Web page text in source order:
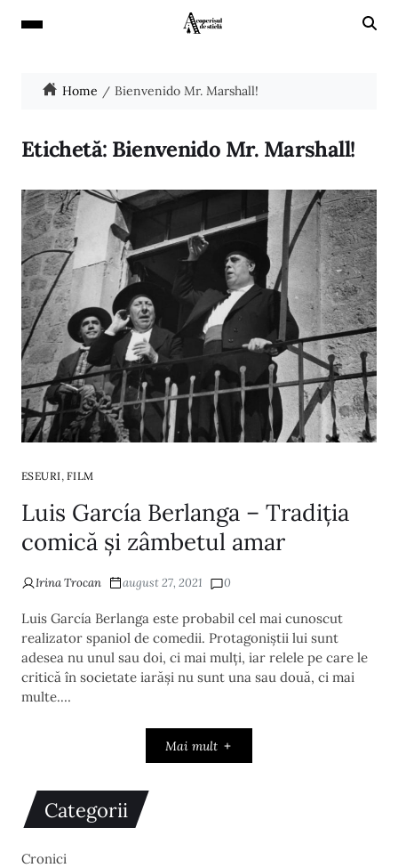
Home Bienvenido Mr. Marshall!
Etichetă: Bienvenido Mr. Marshall!
ESEURI, FILM
Luis García Berlanga – Tradiția
comică și zâmbetul amar
Irina Trocan august 27, 2021 0
Luis García Berlanga este probabil cel mai cunoscut
realizator spaniol de comedii. Protagoniștii lui sunt
adesea nu unul sau doi, ci mai mulți, iar relele pe care le
critică în societate iarăși nu sunt una sau două, ci mai
multe.…
Mai mult
Categorii
Cronici